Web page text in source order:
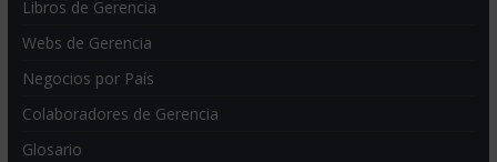
Libros de Gerencia
Webs de Gerencia
Negocios por País
Colaboradores de Gerencia
Glosario